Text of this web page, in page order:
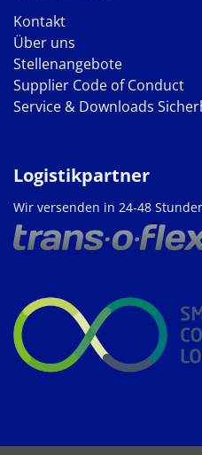
Kontakt
Über uns
Stellenangebote
Supplier Code of Conduct
Service & Downloads
Logistikpartner
Wir versenden in 24-48